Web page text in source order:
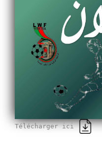
Télécharger ici